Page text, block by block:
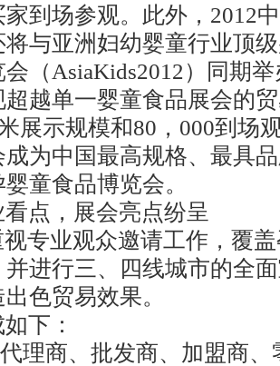
到场参观。此外，2012
将与亚洲妇幼婴童行业顶
（AsiaKids2012）同期
越单一婴童食品展会的
展示规模和80，000到场
为中国最高规格、最具
童食品博览会。
点，展会亮点纷呈
专业观众邀请工作，覆
进行三、四线城市的全
色贸易效果。
下：
理商、批发商、加盟商、